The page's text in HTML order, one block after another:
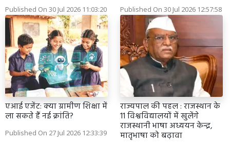
Published On 30 Jul 2026 11:03:20 Published On 30 Jul 2026 12:57:58
एआई एजेंट: क्या ग्रामीण शिक्षा में
ला सकते हैं नई क्रांति?
Published On 27 Jul 2026 12:33:39
राज्यपाल की पहल : राजस्थान के
11 विश्वविद्यालयों में खुलेंगे
राजस्थानी भाषा अध्ययन केन्द्र,
मातृभाषा को बढ़ावा